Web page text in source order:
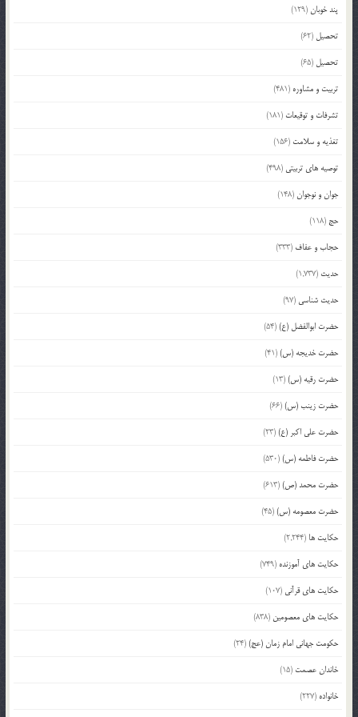
پند خوبان(129)
تحصیل (62)
تحصیل (65)
تربیت و مشاوره (481)
تشرفات و توقیعات (181)
تغذیه و سلامت (156)
توصیه های تربیتی (498)
جوان و نوجوان(148)
حج (118)
حجاب و عفاف (333)
حدیث (1,737)
حدیث شناسی (97)
حضرت ابوالفضل (ع)(54)
حضرت خدیجه (س)(41)
حضرت رقیه (س)(13)
حضرت زینب (س)(66)
حضرت علی اکبر (ع)(23)
حضرت فاطمه (س)(530)
حضرت محمد (ص)(613)
حضرت معصومه (س)(45)
حکایت ها (2,244)
حکایت های آموزنده (749)
حکایت های قرآنی (107)
حکایت های معصومین (838)
حکومت جهانی امام زمان (عج)(24)
خاندان عصمت (15)
خانواده (227)